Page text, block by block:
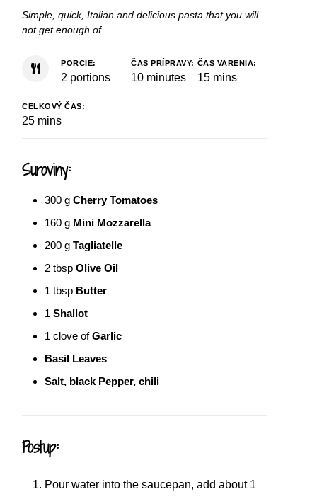
Simple, quick, Italian and delicious pasta that you will
not get enough of...
PORCIE:
2 portions
ČAS PRÍPRAVY:
10 minutes
ČAS VARENIA:
15 mins
CELKOVÝ ČAS:
25 mins
Suroviny:
300 g Cherry Tomatoes
160 g Mini Mozzarella
200 g Tagliatelle
2 tbsp Olive Oil
1 tbsp Butter
1 Shallot
1 clove ofGarlic
Basil Leaves
Salt, black Pepper, chili
Postup:
Pour water into the saucepan, add about 1